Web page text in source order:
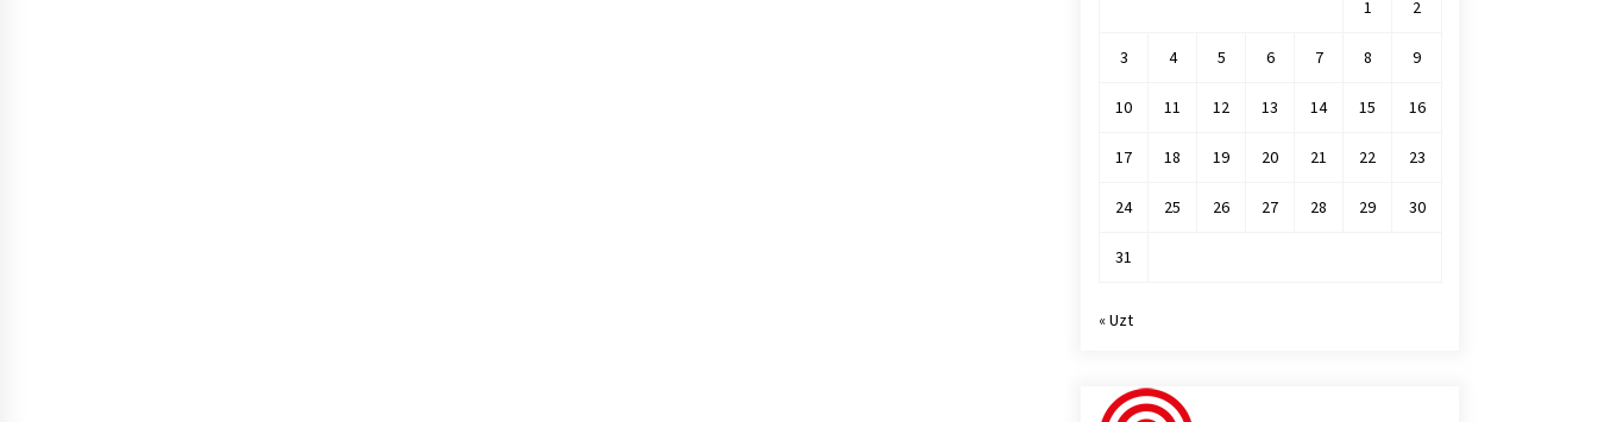
1
2
3 4 5 6 7 8 9
10 11 12 13 14 15 16
17 18 19 20 21 22 23
24 25 26 27 28 29 30
31
« Uzt